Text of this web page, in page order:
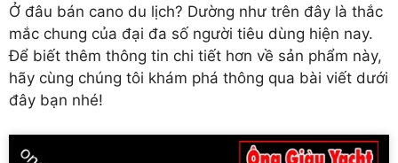
Ở đâu bán cano du lịch? Dường như trên đây là thắc
mắc chung của đại đa số người tiêu dùng hiện nay.
Để biết thêm thông tin chi tiết hơn về sản phẩm này,
hãy cùng chúng tôi khám phá thông qua bài viết dưới
đây bạn nhé!